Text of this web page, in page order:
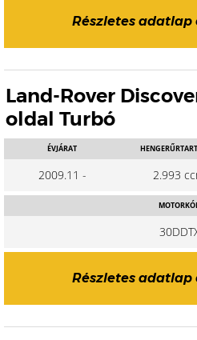
Részletes adatlap
Land-Rover
oldal Turbó
ÉVJÁRAT
2009.11 - 2.993
Részletes adatlap